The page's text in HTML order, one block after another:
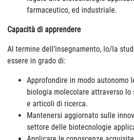
farmaceutico, ed industriale.
Capacità di apprendere
Al termine dell’insegnamento, lo/la
essere in grado di:
Approfondire in modo autonomo
biologia molecolare attraverso
e articoli di ricerca.
Mantenersi aggiornato sulle
settore delle biotecnologie